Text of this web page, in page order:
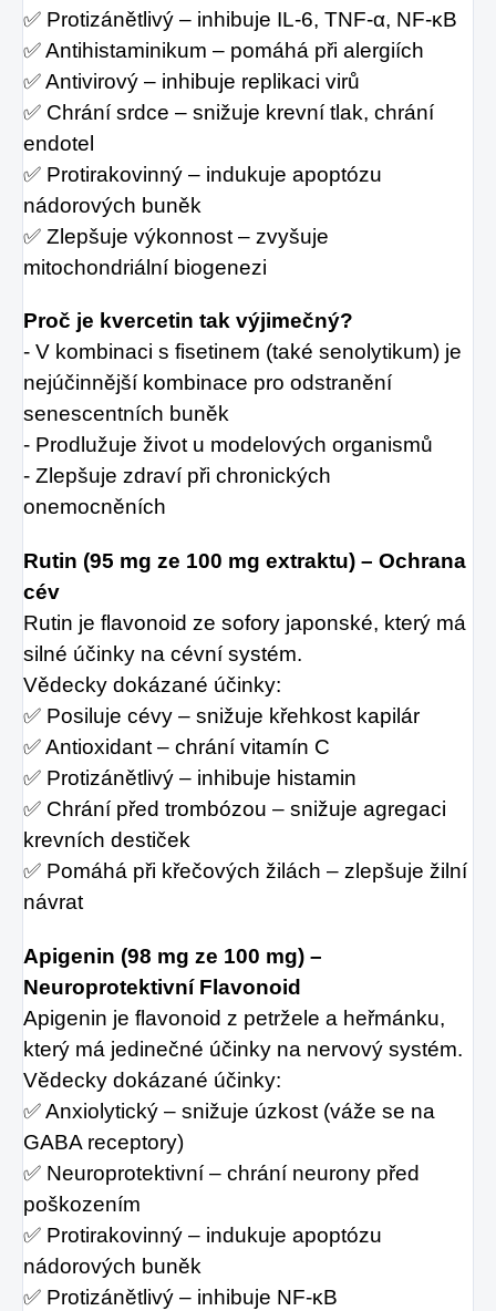
✅ Protizánětlivý – inhibuje IL-6, TNF-α, NF-κB
✅ Antihistaminikum – pomáhá při alergiích
✅ Antivirový – inhibuje replikaci virů
✅ Chrání srdce – snižuje krevní tlak, chrání
endotel
✅ Protirakovinný – indukuje apoptózu
nádorových buněk
✅ Zlepšuje výkonnost – zvyšuje
mitochondriální biogenezi
Proč je kvercetin tak výjimečný?
- V kombinaci s fisetinem (také senolytikum) je
nejúčinnější kombinace pro odstranění
senescentních buněk
- Prodlužuje život u modelových organismů
- Zlepšuje zdraví při chronických
onemocněních
Rutin (95 mg ze 100 mg extraktu) – Ochrana
cév
Rutin je flavonoid ze sofory japonské, který má
silné účinky na cévní systém.
Vědecky dokázané účinky:
✅ Posiluje cévy – snižuje křehkost kapilár
✅ Antioxidant – chrání vitamín C
✅ Protizánětlivý – inhibuje histamin
✅ Chrání před trombózou – snižuje agregaci
krevních destiček
✅ Pomáhá při křečových žilách – zlepšuje žilní
návrat
Apigenin (98 mg ze 100 mg) –
Neuroprotektivní Flavonoid
Apigenin je flavonoid z petržele a heřmánku,
který má jedinečné účinky na nervový systém.
Vědecky dokázané účinky:
✅ Anxiolytický – snižuje úzkost (váže se na
GABA receptory)
✅ Neuroprotektivní – chrání neurony před
poškozením
✅ Protirakovinný – indukuje apoptózu
nádorových buněk
✅ Protizánětlivý – inhibuje NF-κB